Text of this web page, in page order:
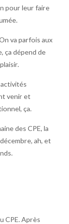
pour leur faire
va parfois aux
ça dépend de
activités
venir et
ça.
des CPE, la
ah, et
CPE. Après